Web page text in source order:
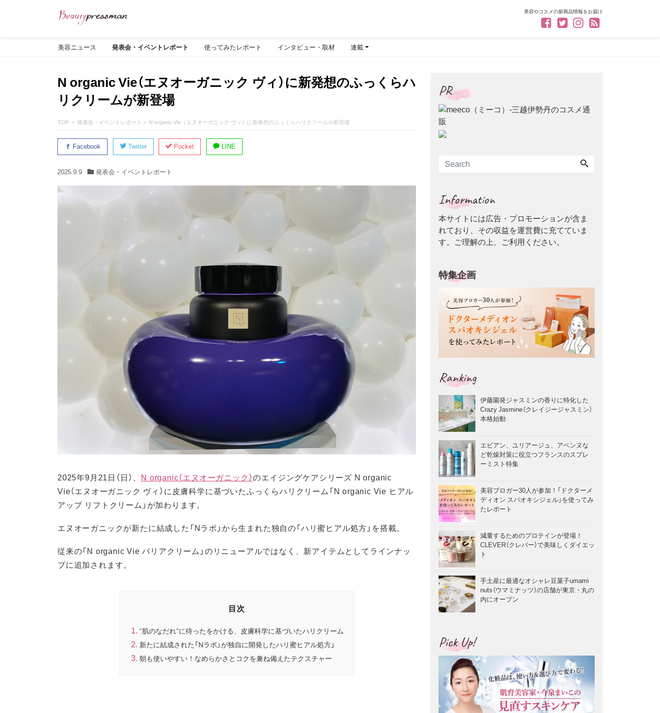
美容やコスメの新商品情報をお届け
美容ニュース 発表会・イベントレポート 使ってみたレポート インタビュー・取材 連載
N organic Vie（エヌオーガニック ヴィ）に新発想のふっくらハ
リクリームが新登場
TOP 発表会・イベントレポート N organic Vie（エヌオーガニック ヴィ）に新発想のふっくらハリクリームが新登場
Facebook Twitter Pocket LINE
2025.9.9 発表会・イベントレポート
2025年9月21日（日）、 N organic（エヌオーガニック）のエイジングケアシリーズ N organic
Vie（エヌオーガニック ヴィ）に皮膚科学に基づいたふっくらハリクリーム「N organic Vie ヒアル
アップ リフトクリーム」が加わります。
エヌオーガニックが新たに結成した「Nラボ」から生まれた独自の「ハリ蜜ヒアル処方」を搭載。
従来の「N organic Vie バリアクリーム」のリニューアルではなく、新アイテムとしてラインナッ
プに追加されます。
目次
“肌のなだれ”に待ったをかける、皮膚科学に基づいたハリクリーム
新たに結成された「Nラボ」が独自に開発したハリ蜜ヒアル処方」
朝も使いやすい！なめらかさとコクを兼ね備えたテクスチャー
PR
Information
本サイトには広告・プロモーションが含ま
れており、その収益を運営費に充てていま
す。ご理解の上、ご利用ください。
特集企画
Ranking
伊藤園発ジャスミンの香りに特化した
Crazy Jasmine（クレイジージャスミン）
本格始動
エビアン、ユリアージュ、アベンヌな
ど乾燥対策に役立つフランスのスプレ
ーミスト特集
美容ブロガー30人が参加！「ドクターメ
ディオン スパオキシジェル」を使ってみ
たレポート
減量するためのプロテインが登場！
CLEVER（クレバー）で美味しくダイエッ
ト
手土産に最適なオシャレ豆菓子umami
nuts（ウマミナッツ）の店舗が東京・丸の
内にオープン
Pick Up!